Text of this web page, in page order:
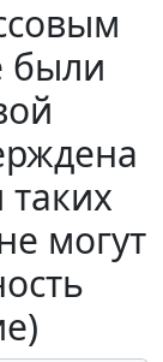
были
могут